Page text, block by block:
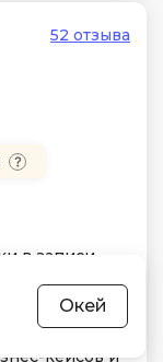
52 отзыва
в записи,
Webpack и
CRM-
кейсов и
Окей